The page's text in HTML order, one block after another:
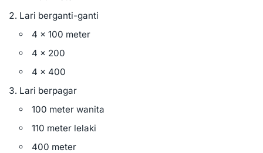
Lari berganti-ganti
4 x 100 meter
4 x 200
4 x 400
Lari berpagar
100 meter wanita
110 meter lelaki
400 meter